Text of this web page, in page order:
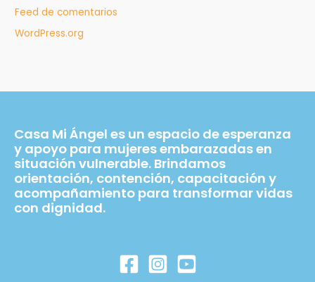
Feed de comentarios
WordPress.org
Casa Mi Ángel es un espacio de esperanza
y apoyo para mujeres embarazadas en
situación vulnerable. Brindamos
orientación, contención, capacitación y
acompañamiento para transformar vidas
con dignidad.